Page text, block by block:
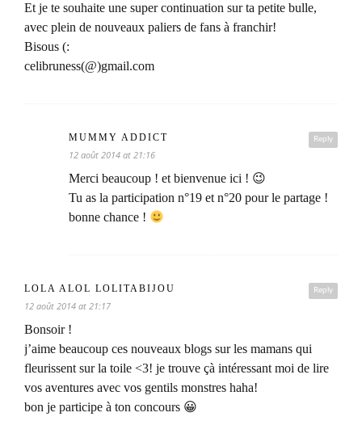
Et je te souhaite une super continuation sur ta petite bulle,
avec plein de nouveaux paliers de fans à franchir!
Bisous (:
celibruness(@)gmail.com
Reply
MUMMY ADDICT
12 août 2014 at 21:16
Merci beaucoup ! et bienvenue ici ! 😉
Tu as la participation n°19 et n°20 pour le partage !
bonne chance !
Reply
LOLA ALOL LOLITABIJOU
12 août 2014 at 21:17
Bonsoir !
j’aime beaucoup ces nouveaux blogs sur les mamans qui
fleurissent sur la toile <3! je trouve çà intéressant moi de lire
vos aventures avec vos gentils monstres haha!
bon je participe à ton concours 😀